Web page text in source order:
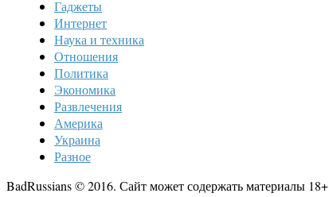
Гаджеты
Интернет
Наука и техника
Отношения
Политика
Экономика
Развлечения
Америка
Украина
Разное
BadRussians © 2016. Сайт может содержать материалы 18+